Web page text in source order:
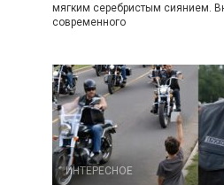
мягким серебристым сиянием.
современного
ИНТЕРЕСНОЕ